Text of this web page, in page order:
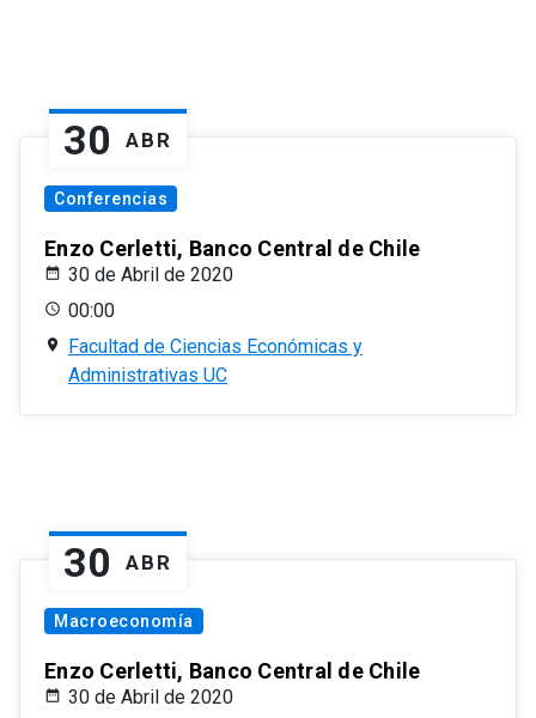
30 ABR
Conferencias
Enzo Cerletti, Banco Central de Chile
30 de Abril de 2020
00:00
Facultad de Ciencias Económicas y
Administrativas UC
30 ABR
Macroeconomía
Enzo Cerletti, Banco Central de Chile
30 de Abril de 2020